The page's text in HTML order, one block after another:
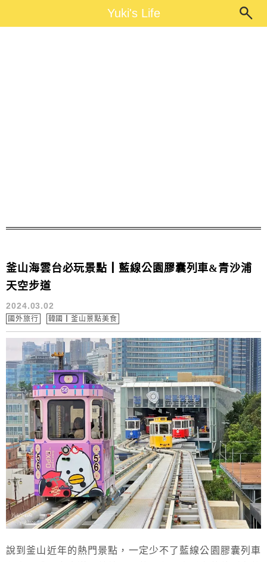
Yuki's LifeYuki's Life
釜山海雲台必玩景點┃藍線公園膠囊列車&青沙浦
天空步道
2024.03.02
國外旅行 韓國┃釜山景點美食
說到釜山近年的熱門景點，一定少不了藍線公園膠囊列車